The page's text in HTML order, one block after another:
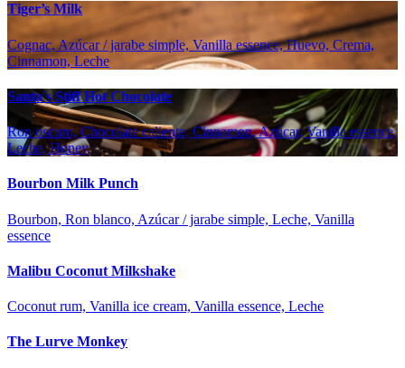
Tiger’s Milk
Cognac, Azúcar / jarabe simple, Vanilla essence, Huevo, Crema,
Cinnamon, Leche
Santa's Stiff Hot Chocolate
Ron oscuro, Chocolate caliente, Cinnamon, Azúcar, Vanilla essence,
Leche, Honey
Bourbon Milk Punch
Bourbon, Ron blanco, Azúcar / jarabe simple, Leche, Vanilla
essence
Malibu Coconut Milkshake
Coconut rum, Vanilla ice cream, Vanilla essence, Leche
The Lurve Monkey